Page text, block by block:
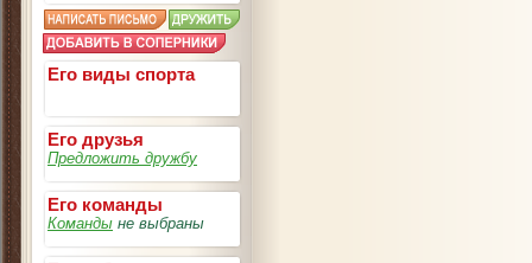
Его виды спорта
Его друзья
Предложить дружбу
Его команды
Команды не выбраны